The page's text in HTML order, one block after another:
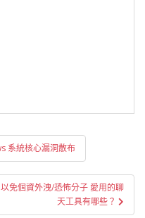
系統核心漏洞散布
免個資外洩/恐怖分子 愛用的聊
天工具有哪些？